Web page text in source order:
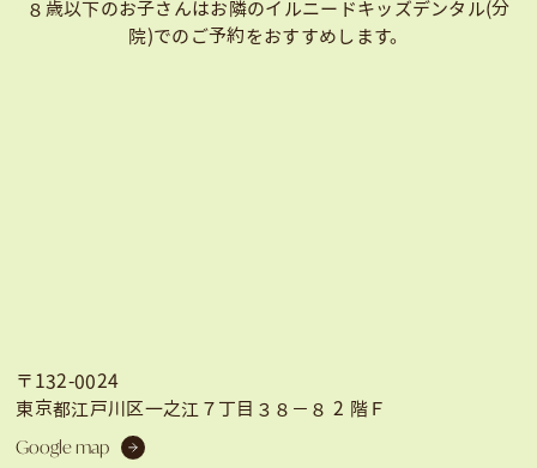
８歳以下のお子さんはお隣のイルニードキッズデンタル(分
院)での ご予約をおすすめします。
〒132-0024
東京都江戸川区一之江７丁目３８−８ 2 階Ｆ
Google map